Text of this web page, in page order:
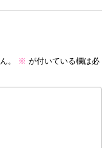
。 ※ が付いている欄は必